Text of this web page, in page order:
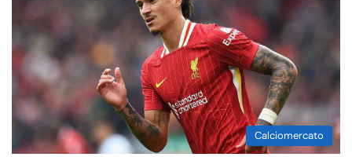
Calciomercato